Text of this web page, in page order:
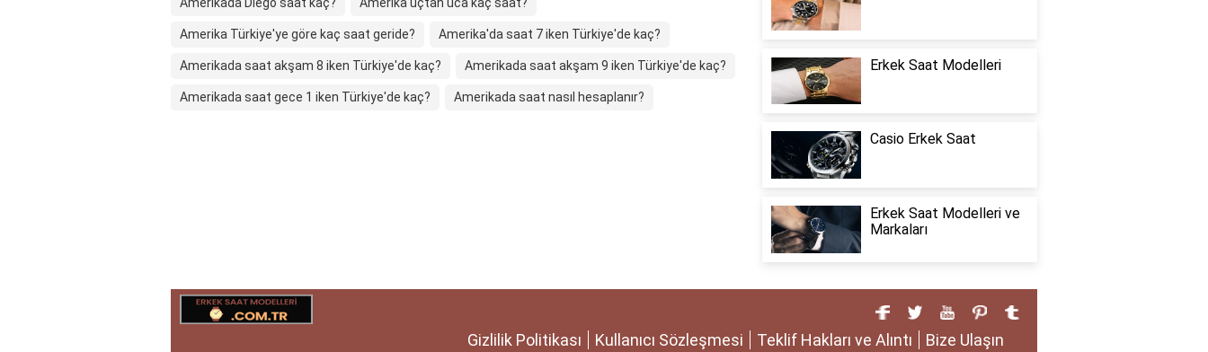
Amerikada Diego saat kaç? Amerika uçtan uca kaç saat?
Amerika Türkiye'ye göre kaç saat geride? Amerika'da saat 7 iken Türkiye'de kaç?
Amerikada saat akşam 8 iken Türkiye'de kaç? Amerikada saat akşam 9 iken Türkiye'de kaç?
Amerikada saat gece 1 iken Türkiye'de kaç? Amerikada saat nasıl hesaplanır?
Erkek Saat Modelleri
Casio Erkek Saat
Erkek Saat Modelleri ve
Markaları
Gizlilik Politikası Kullanıcı Sözleşmesi Teklif Hakları ve Alıntı Bize Ulaşın